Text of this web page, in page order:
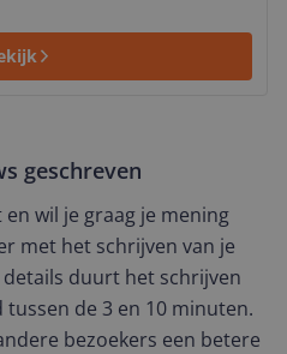
geschreven
wil je graag je mening
met het schrijven van je
details duurt het schrijven
de 3 en 10 minuten.
bezoekers een betere